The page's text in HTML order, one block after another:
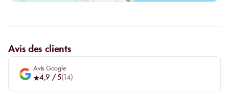
Avis des clients
Avis Google
4,9 / 5( 14)